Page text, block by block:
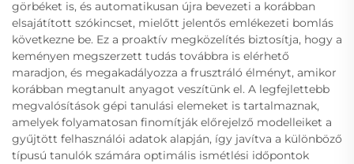
görbéket is, és automatikusan újra bevezeti a korábban
elsajátított szókincset, mielőtt jelentős emlékezeti bomlás
következne be. Ez a proaktív megközelítés biztosítja, hogy a
keményen megszerzett tudás továbbra is elérhető
maradjon, és megakadályozza a frusztráló élményt, amikor
korábban megtanult anyagot veszítünk el. A legfejlettebb
megvalósítások gépi tanulási elemeket is tartalmaznak,
amelyek folyamatosan finomítják előrejelző modelleiket a
gyűjtött felhasználói adatok alapján, így javítva a különböző
típusú tanulók számára optimális ismétlési időpontok